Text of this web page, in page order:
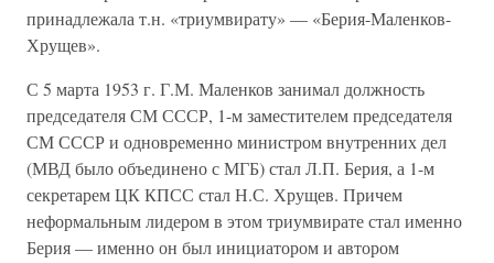
принадлежала т.н. «триумвирату» — «Берия-Маленков-
Хрущев».
С 5 марта 1953 г. Г.М. Маленков занимал должность
председателя СМ СССР, 1-м заместителем председателя
СМ СССР и одновременно министром внутренних дел
(МВД было объединено с МГБ) стал Л.П. Берия, а 1-м
секретарем ЦК КПСС стал Н.С. Хрущев. Причем
неформальным лидером в этом триумвирате стал именно
Берия — именно он был инициатором и автором